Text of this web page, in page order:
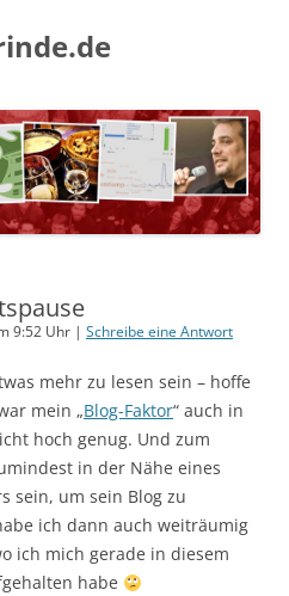
9:52 Uhr | Schreibe eine Antwort
mehr zu lesen sein – hoffe
mein „Blog-Faktor“ auch in
hoch genug. Und zum
in der Nähe eines
sein, um sein Blog zu
ich dann auch weiträumig
ich mich gerade in diesem
habe